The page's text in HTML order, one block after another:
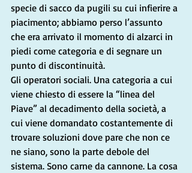
specie di sacco da pugili su cui infierire a
piacimento; abbiamo perso l’assunto
che era arrivato il momento di alzarci in
piedi come categoria e di segnare un
punto di discontinuità.
Gli operatori sociali. Una categoria a cui
viene chiesto di essere la “linea del
Piave” al decadimento della società, a
cui viene domandato costantemente di
trovare soluzioni dove pare che non ce
ne siano, sono la parte debole del
sistema. Sono carne da cannone. La cosa